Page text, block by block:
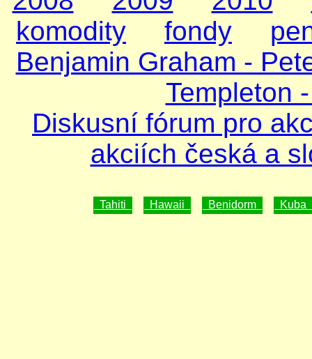
komodity
fondy
Benjamin Graham -
Templeton
Diskusní fórum pro
akciích česká a
Tahiti Hawaii Benidorm Kuba